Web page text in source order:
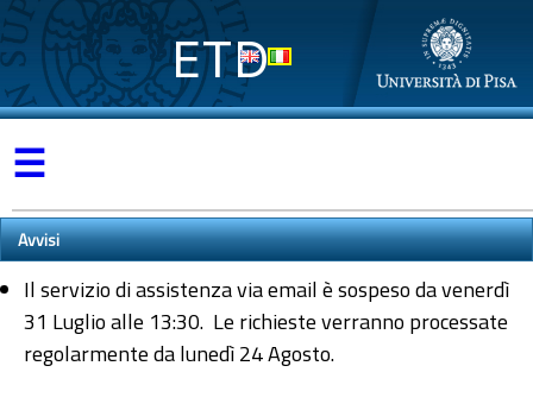
ETD
☰
Avvisi
Il servizio di assistenza via email è sospeso da venerdì
31 Luglio alle 13:30. Le richieste verranno processate
regolarmente da lunedì 24 Agosto.